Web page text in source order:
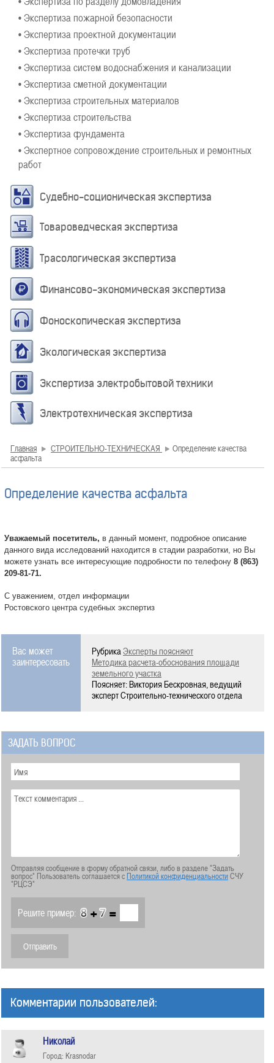
• Экспертиза пожарной безопасности
• Экспертиза проектной документации
• Экспертиза протечки труб
• Экспертиза систем водоснабжения и канализации
• Экспертиза сметной документации
• Экспертиза строительных материалов
• Экспертиза строительства
• Экспертиза фундамента
• Экспертное сопровождение строительных и ремонтных
работ
Судебно-соционическая экспертиза
Товароведческая экспертиза
Трасологическая экспертиза
Финансово-экономическая экспертиза
Фоноскопическая экспертиза
Экологическая экспертиза
Экспертиза электробытовой техники
Электротехническая экспертиза
Главная СТРОИТЕЛЬНО-ТЕХНИЧЕСКАЯ
Определение качества
асфальта
Определение качества асфальта
Уважаемый посетитель, в данный момент, подробное описание
данного вида исследований находится в стадии разработки, но Вы
можете узнать все интересующие подробности по телефону 8 (863)
209-81-71.
С уважением, отдел информации
Ростовского центра судебных экспертиз
Вас может
заинтересовать
РубрикаЭксперты поясняют
Методика расчета-обоснования площади
земельного участка
Поясняет: Виктория Бескровная, ведущий
эксперт Строительно-технического отдела
ЗАДАТЬ ВОПРОС
Отправляя сообщение в форму обратной связи, либо в разделе "Задать
вопрос" Пользователь соглашается сПолитикой конфиденциальностиСЧУ
"РЦСЭ"
Решите пример: + =
Комментарии пользователей:
Николай
Город: Krasnodar